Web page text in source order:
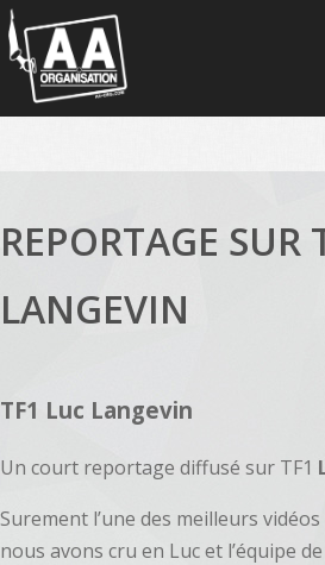
Panneau de gestion des cookies
REPORTAGE SUR
LANGEVIN
TF1 Luc Langevin
Un court reportage diffusé sur TF1
Surement l’une des meilleurs
nous avons cru en Luc et l’équipe